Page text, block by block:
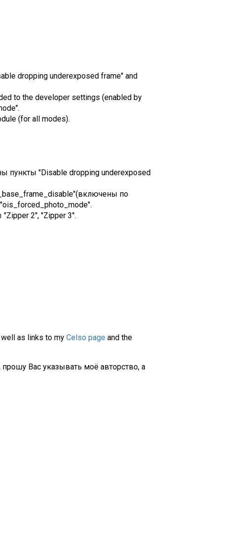
dropping underexposed frame" and
to the developer settings (enabled by
(for all modes).
пункты "Disable dropping underexposed
по
2", "Zipper 3".
as links to my Celso page and the
Вас указывать моё авторство, а